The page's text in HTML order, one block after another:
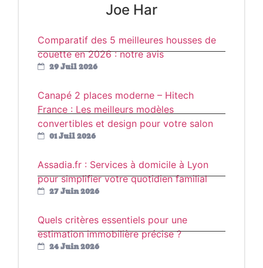
Joe Har
Comparatif des 5 meilleures housses de
couette en 2026 : notre avis
29 Juil 2026
Canapé 2 places moderne – Hitech
France : Les meilleurs modèles
convertibles et design pour votre salon
01 Juil 2026
Assadia.fr : Services à domicile à Lyon
pour simplifier votre quotidien familial
27 Juin 2026
Quels critères essentiels pour une
estimation immobilière précise ?
24 Juin 2026